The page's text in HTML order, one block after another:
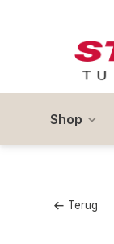
Shop
Terug